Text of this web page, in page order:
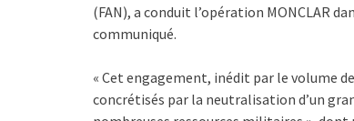
(FAN), a conduit l’opération MONCLAR
communiqué.
« Cet engagement, inédit par le volume
concrétisés par la neutralisation d’un